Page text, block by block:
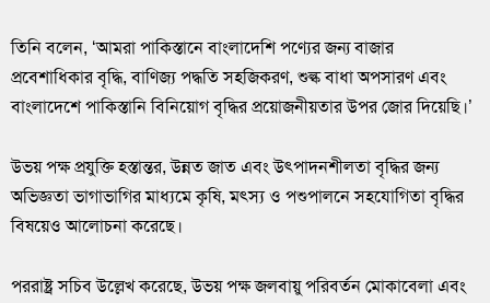
তিনি বলেন, ‘আমরা পাকিস্তানে বাংলাদেশি পণ্যের জন্য বাজার
প্রবেশাধিকার বৃদ্ধি, বাণিজ্য পদ্ধতি সহজিকরণ, শুল্ক বাধা অপসারণ এবং
বাংলাদেশে পাকিস্তানি বিনিয়োগ বৃদ্ধির প্রয়োজনীয়তার উপর জোর দিয়েছি।’
উভয় পক্ষ প্রযুক্তি হস্তান্তর, উন্নত জাত এবং উৎপাদনশীলতা বৃদ্ধির জন্য
অভিজ্ঞতা ভাগাভাগির মাধ্যমে কৃষি, মৎস্য ও পশুপালনে সহযোগিতা বৃদ্ধির
বিষয়েও আলোচনা করেছে।
পররাষ্ট্র সচিব উল্লেখ করেছে, উভয় পক্ষ জলবায়ু পরিবর্তন মোকাবেলা এবং